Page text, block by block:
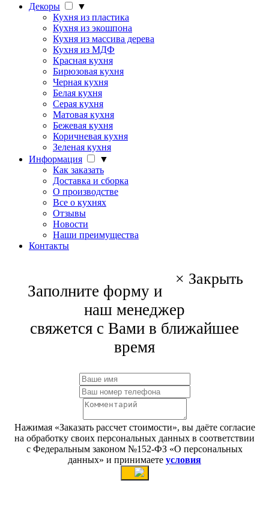
Декоры
▼
Кухня из пластика
Кухня из экошпона
Кухня из массива дерева
Кухня из МДФ
Красная кухня
Бирюзовая кухня
Черная кухня
Белая кухня
Серая кухня
Матовая кухня
Бежевая кухня
Коричневая кухня
Зеленая кухня
Информация
▼
Как заказать
Доставка и сборка
О производстве
Все о кухнях
Отзывы
Новости
Наши преимущества
Контакты
× Закрыть
Заполните форму и
наш менеджер
свяжется с Вами в ближайшее
время
Нажимая «Заказать рассчет стоимости», вы даёте согласие
на обработку своих персональных данных в соответствии
с Федеральным законом №152-ФЗ «О персональных
данных» и принимаете условия